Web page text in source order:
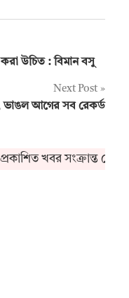
উচিত : বিমান বসু
Next Post
ভাঙল আগের সব রেকর্ড
খবর সংক্রান্ত